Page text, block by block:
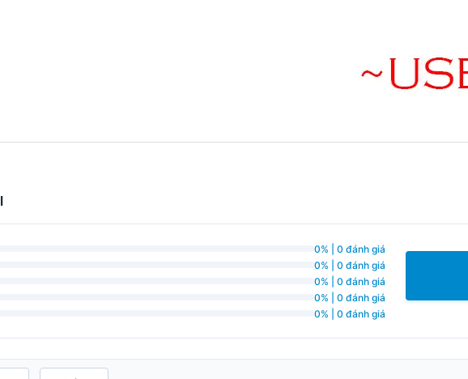
0% | 0 đánh giá
0% | 0 đánh giá
0% | 0 đánh giá
0% | 0 đánh giá
0% | 0 đánh giá